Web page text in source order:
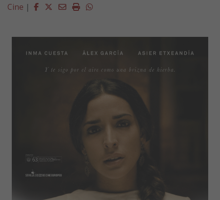
Cine | Facebook
Twitter
EmailImprimirWhatsapp